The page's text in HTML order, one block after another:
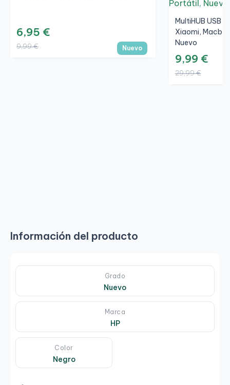
6,95 €
9,99 € Nuevo
MultiHUB USB
Xiaomi,
Nuevo
9,99 €
29,99 €
Información del producto
Grado
Nuevo
Marca
HP
Color
Negro